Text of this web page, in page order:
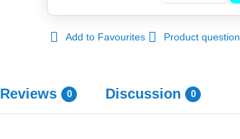
Add to Favourites Product question
Reviews 0 Discussion 0